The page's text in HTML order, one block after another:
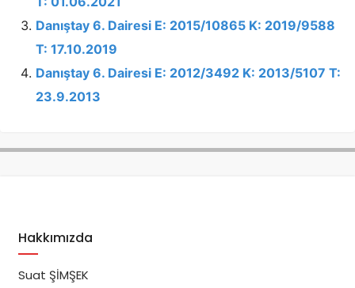
Danıştay 6. Dairesi E: 2015/10865 K: 2019/9588
T: 17.10.2019
Danıştay 6. Dairesi E: 2012/3492 K: 2013/5107 T:
23.9.2013
Hakkımızda
Suat ŞİMŞEK